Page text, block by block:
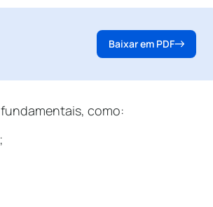
Baixar em PDF
como: